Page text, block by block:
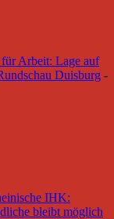
Arbeit: Lage auf
Duisburg -
IHK:
bleibt möglich